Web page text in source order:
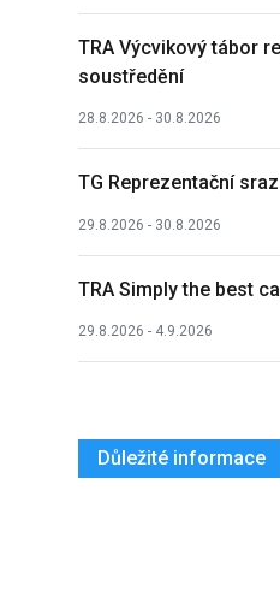
TRA Výcvikový tábor
soustředění
28.8.2026 - 30.8.2026
TG Reprezentační
29.8.2026 - 30.8.2026
TRA Simply the best
29.8.2026 - 4.9.2026
Důležité informace